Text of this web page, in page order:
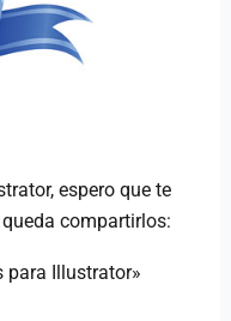
espero que te
compartirlos:
para Illustrator»